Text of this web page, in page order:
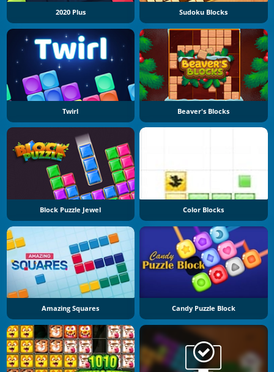
2020 Plus Sudoku Blocks
Twirl Beaver's Blocks
Block Puzzle Jewel Color Blocks
Amazing Squares Candy Puzzle Block